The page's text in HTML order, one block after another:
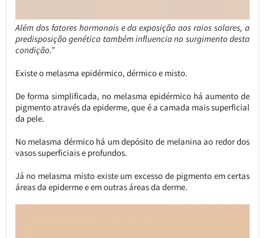
Além dos fatores hormonais e da exposição aos raios solares, a
predisposição genética também influencia no surgimento desta
condição.”
Existe o melasma epidérmico, dérmico e misto.
De forma simplificada, no melasma epidérmico há aumento de
pigmento através da epiderme, que é a camada mais superficial
da pele.
No melasma dérmico há um depósito de melanina ao redor dos
vasos superficiais e profundos.
Já no melasma misto existe um excesso de pigmento em certas
áreas da epiderme e em outras áreas da derme.